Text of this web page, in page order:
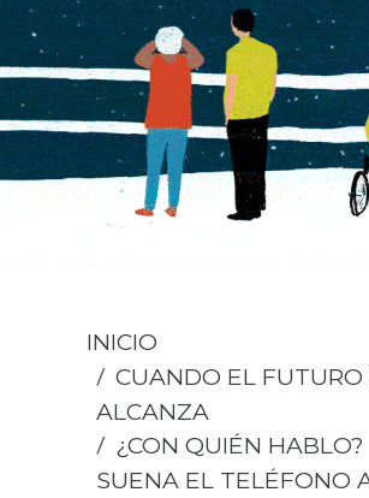
INICIO
CUANDO EL FUTURO
ALCANZA
¿CON QUIÉN HABLO?
SUENA EL TELÉFONO